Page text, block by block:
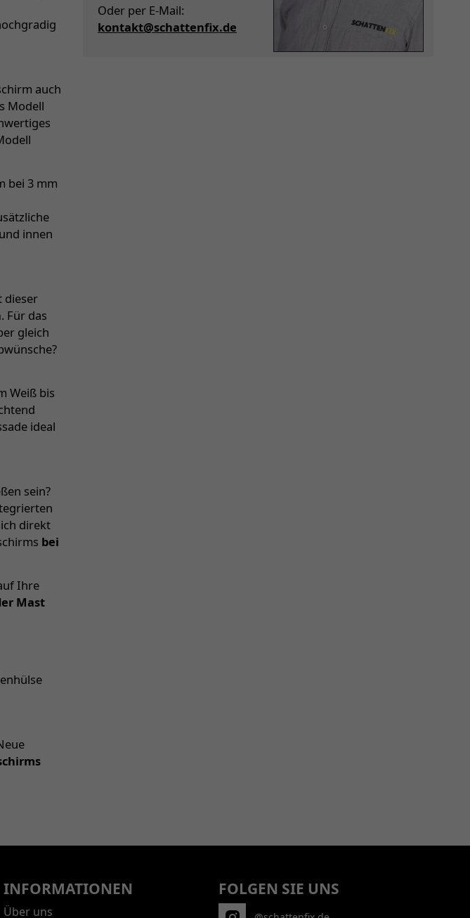
auch
Modell
bei 3 mm
innen
dieser
. Für das
gleich
Weiß bis
ideal
sein?
direkt
bei
Ihre
Mast
Oder per E-Mail:
kontakt@schattenfix.de
INFORMATIONEN
Über uns
FOLGEN SIE UNS